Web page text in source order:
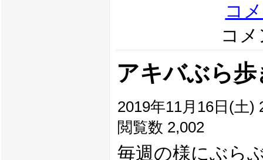
コ
コ
アキバぶら
2019年11月16日(土)
閲覧数 2,002
毎週の様にぶら